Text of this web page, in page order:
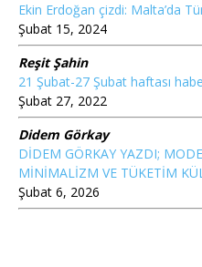
Ekin Erdoğan çizdi: Malta’da
Şubat 15, 2024
Reşit Şahin
21 Şubat-27 Şubat haftası
Şubat 27, 2022
Didem Görkay
DİDEM GÖRKAY YAZDI;
MİNİMALİZM VE TÜKETİM
Şubat 6, 2026